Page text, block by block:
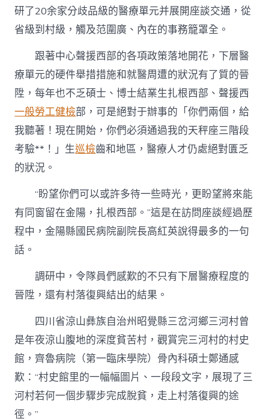
研了20余家分歧品級的醫療單元并展開座談交通，從
省級到村級，觸及范圍廣、內在的事務籠罩全。
跟著中心聲援西部的各項政策落地開花，下層醫
療單元的硬件舉措措施和就醫周遭的狀況有了質的晉
陞，每年也不乏碩士、博士結業生扎根西部、聲援西
一般勞工健檢部，可是絕對于辦事的「你們兩個，給
我聽著！現在開始，你們必須通過我的天秤座三階段
考驗**！」生巡檢齒和地區，醫療人才仍處絕對匱乏
的狀況。
“盼望你們可以或許多待一些時光，更盼望將來能
有同窗留在金陽，扎根西部。”這是在訪問座談經過歷
程中，金陽縣國民病院副院長高紅英說得最多的一句
話。
調研中，令隊員們感歎的不只有下層醫療程度的
晉陞，還有村落復興結出的結果。
四川省涼山彝族自治州昭覺縣三岔河鄉三河村曾
是年夜涼山腹地的深度貧苦村，觀賞完三河村的村史
館，齊魯病院（第一臨床學院）骨內科碩士鄭通感
歎：“村史館里的一幅幅圖片、一段段文字，展現了三
河村若何一個步驟步完成脫貧，走上村落復興的途
徑。”